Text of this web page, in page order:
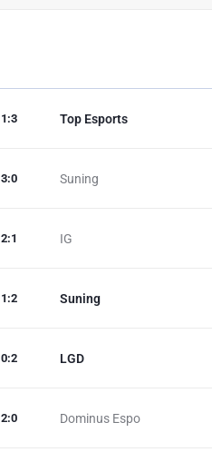
Top Esports
1 :3
Suning
3:0
IG
2:1
Suning
1 :2
LGD
0:2
Dominus Espo
2:0